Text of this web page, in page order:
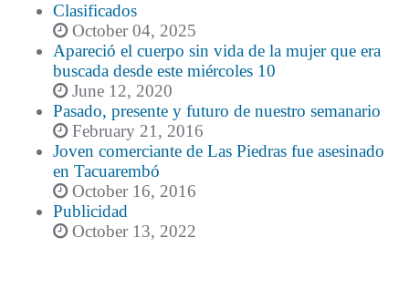
Clasificados
October 04, 2025
Apareció el cuerpo sin vida de la mujer que era
buscada desde este miércoles 10
June 12, 2020
Pasado, presente y futuro de nuestro semanario
February 21, 2016
Joven comerciante de Las Piedras fue asesinado
en Tacuarembó
October 16, 2016
Publicidad
October 13, 2022